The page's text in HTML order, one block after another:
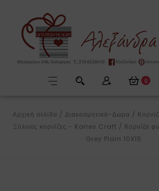
0
Αρχική σελίδα / Διακοσμητικά-Δώρα /
Ξύλινες κορνίζες - Korres Craft / Κορνίζα
Grey Plain 10X15